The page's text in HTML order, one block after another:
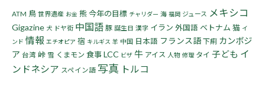
ATM 鳥 世界遺産 お金 熊今年の目標 チャリダー 海 福岡 ジュース メキシコ
Gigazine 犬 ドヤ街 中国語 豚 誕生日 漢字 イラン 外国語 ベトナム 猫 イ
ンド 情報 エチオピア 宿 キルギス 羊 中国 日本語 フランス語 下痢 カンボジ
ア 台湾 峠 雪 くまモン 食事LCC ビザ 牛 アイス 人物 修理 タイ 子ども イ
ンドネシア スペイン語 写真 トルコ